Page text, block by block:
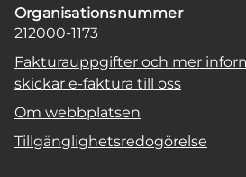
Organisationsnummer
212000-1173
Fakturauppgifter och mer
skickar e-faktura till oss
Om webbplatsen
Tillgänglighetsredogörelse